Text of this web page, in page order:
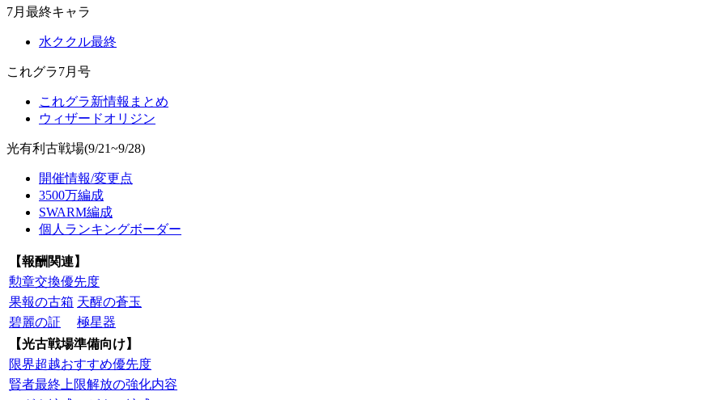
7月最終キャラ
水ククル最終
これグラ7月号
これグラ新情報まとめ
ウィザードオリジン
光有利古戦場(9/21~9/28)
開催情報/変更点
3500万編成
SWARM編成
個人ランキングボーダー
【報酬関連】
勲章交換優先度
果報の古箱 天醒の蒼玉
碧麗の証
極星器
【光古戦場準備向け】
限界超越おすすめ優先度
賢者最終上限解放の強化内容